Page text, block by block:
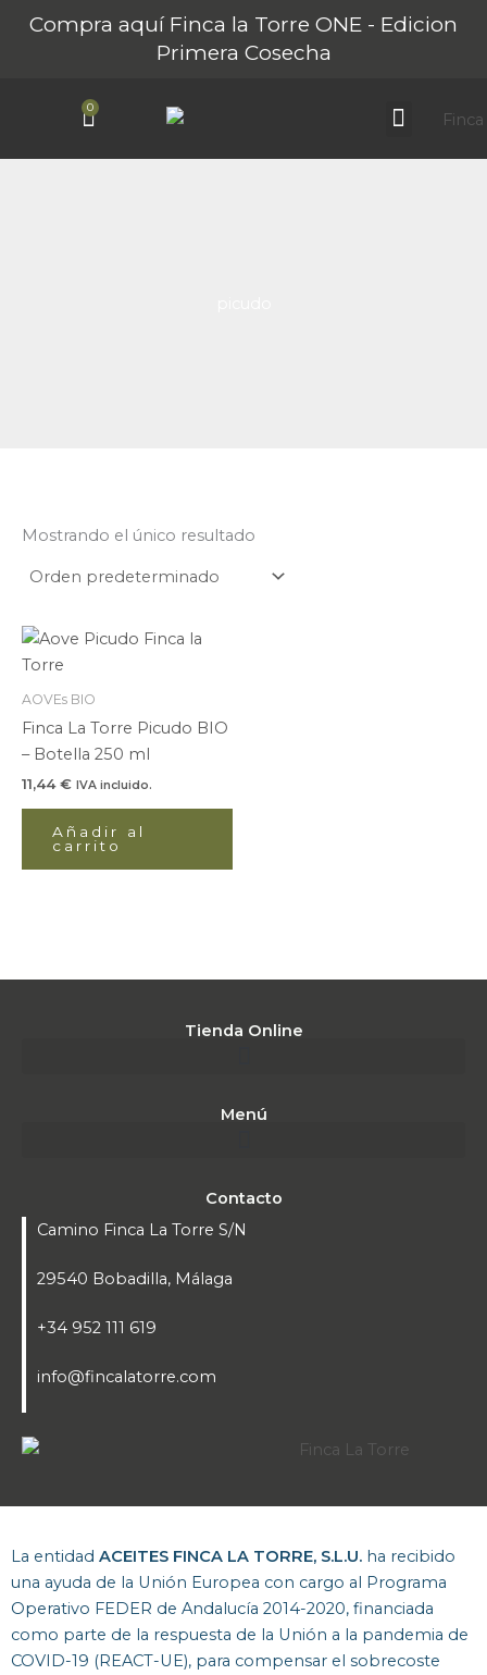
Compra aquí Finca la Torre ONE - Edicion
Primera Cosecha
0
Carrito
Mostrando el único resultado
AOVEs BIO
Finca La Torre Picudo BIO
– Botella 250 ml
11,44€ IVA incluido.
Añadir al
carrito
Tienda Online
Menú
Contacto
Camino Finca La Torre S/N
29540 Bobadilla, Málaga
+34 952 111 619
info@fincalatorre.com
La entidad ACEITES FINCA LA TORRE, S.L.U. ha recibido
una ayuda de la Unión Europea con cargo al Programa
Operativo FEDER de Andalucía 2014-2020, financiada
como parte de la respuesta de la Unión a la pandemia de
COVID-19 (REACT-UE), para compensar el sobrecoste